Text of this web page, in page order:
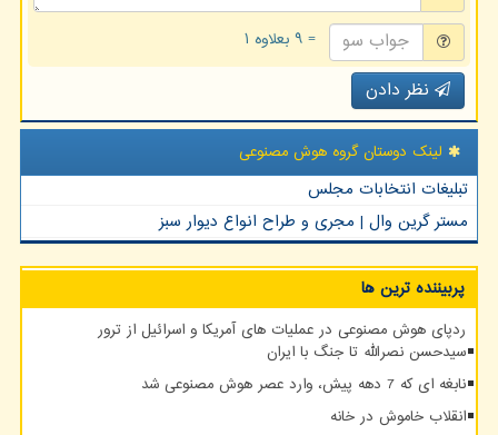
= ۹ بعلاوه ۱
نظر دادن
لینک دوستان گروه هوش مصنوعی
تبلیغات انتخابات مجلس
مستر گرین وال | مجری و طراح انواع دیوار سبز
پربیننده ترین ها
ردپای هوش مصنوعی در عملیات های آمریکا و اسرائیل از ترور
سیدحسن نصرالله تا جنگ با ایران
نابغه ای که 7 دهه پیش، وارد عصر هوش مصنوعی شد
انقلاب خاموش در خانه